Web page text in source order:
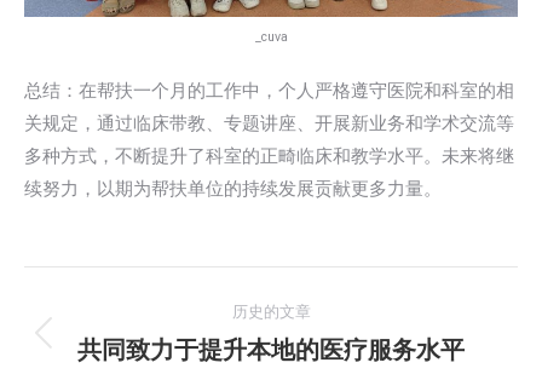
_cuva
总结：在帮扶一个月的工作中，个人严格遵守医院和科室的相
关规定，通过临床带教、专题讲座、开展新业务和学术交流等
多种方式，不断提升了科室的正畸临床和教学水平。未来将继
续努力，以期为帮扶单位的持续发展贡献更多力量。
章
历史的文章
历
共同致力于提升本地的医疗服务水平